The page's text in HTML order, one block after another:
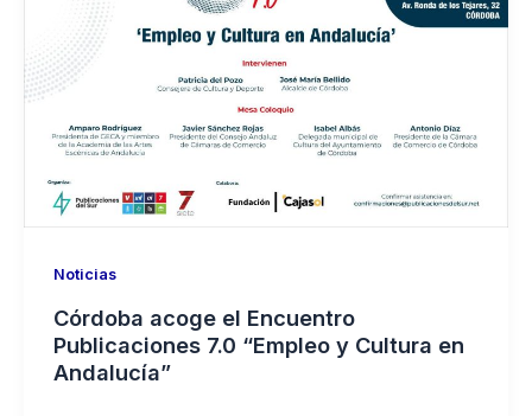
Noticias
Córdoba acoge el Encuentro
Publicaciones 7.0 “Empleo y Cultura en
Andalucía”